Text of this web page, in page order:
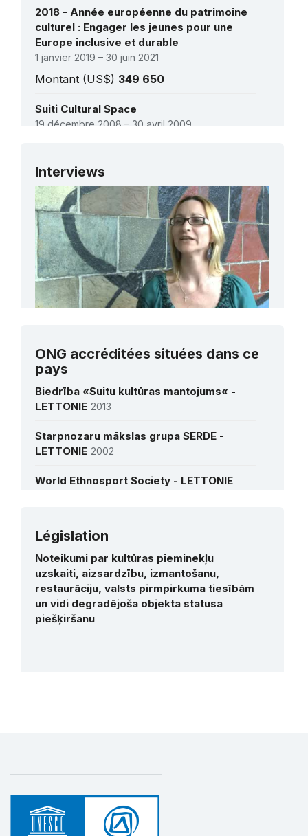
2018 - Année européenne du patrimoine
culturel : Engager les jeunes pour une
Europe inclusive et durable
1 janvier 2019 – 30 juin 2021
Montant (US$) 349 650
Suiti Cultural Space
19 décembre 2008 – 30 avril 2009
Interviews
Directrice de l’Agence nationale du
ONG accréditées situées dans ce
pays
Biedrība «Suitu kultūras mantojums« -
LETTONIE 2013
Starpnozaru mākslas grupa SERDE -
LETTONIE 2002
World Ethnosport Society - LETTONIE
Plus de détails
Législation
Noteikumi par kultūras pieminekļu
uzskaiti, aizsardzību, izmantošanu,
restaurāciju, valsts pirmpirkuma tiesībām
un vidi degradējoša objekta statusa
piešķiršanu